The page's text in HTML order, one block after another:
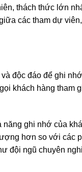
thách thức lớn
các tham dự
độc đáo để ghi
khách hàng tham
ghi nhớ của
hơn so với các
đội ngũ chuyên